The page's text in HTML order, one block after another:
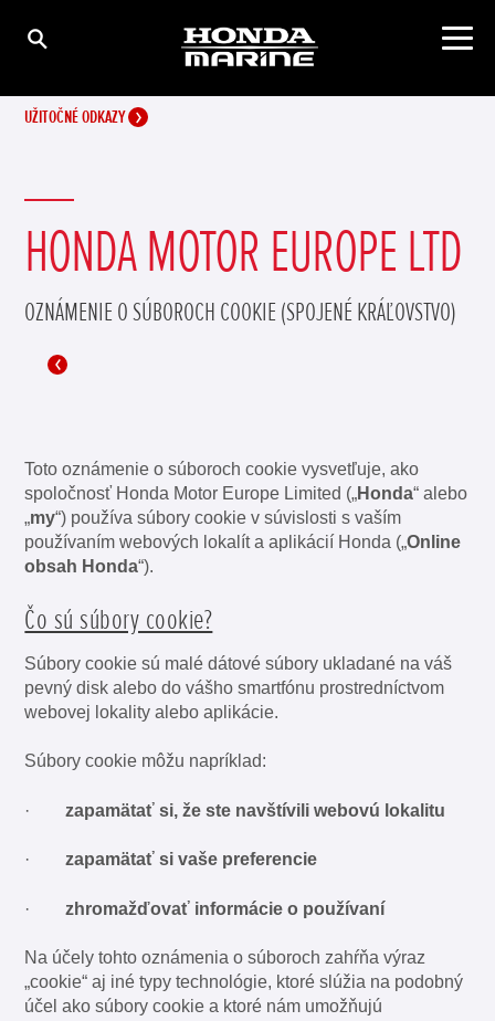
UŽITOČNÉ ODKAZY
HONDA MOTOR EUROPE LTD
OZNÁMENIE O SÚBOROCH COOKIE (SPOJENÉ KRÁĽOVSTVO)
Toto oznámenie o súboroch cookie vysvetľuje, ako
spoločnosť Honda Motor Europe Limited („Honda“ alebo
„my“) používa súbory cookie v súvislosti s vaším
používaním webových lokalít a aplikácií Honda („Online
obsah Honda“).
Čo sú súbory cookie?
Súbory cookie sú malé dátové súbory ukladané na váš
pevný disk alebo do vášho smartfónu prostredníctvom
webovej lokality alebo aplikácie.
Súbory cookie môžu napríklad:
·zapamätať si, že ste navštívili webovú lokalitu
·zapamätať si vaše preferencie
·zhromažďovať informácie o používaní
Na účely tohto oznámenia o súboroch zahŕňa výraz
„cookie“ aj iné typy technológie, ktoré slúžia na podobný
účel ako súbory cookie a ktoré nám umožňujú